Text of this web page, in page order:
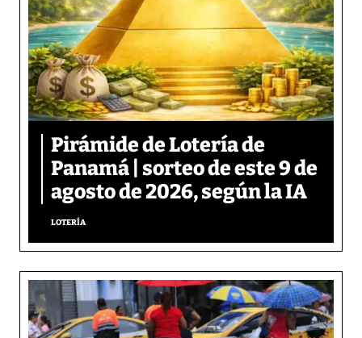
Pirámide de Lotería de
Panamá | sorteo de este 9 de
agosto de 2026, según la IA
LOTERÍA